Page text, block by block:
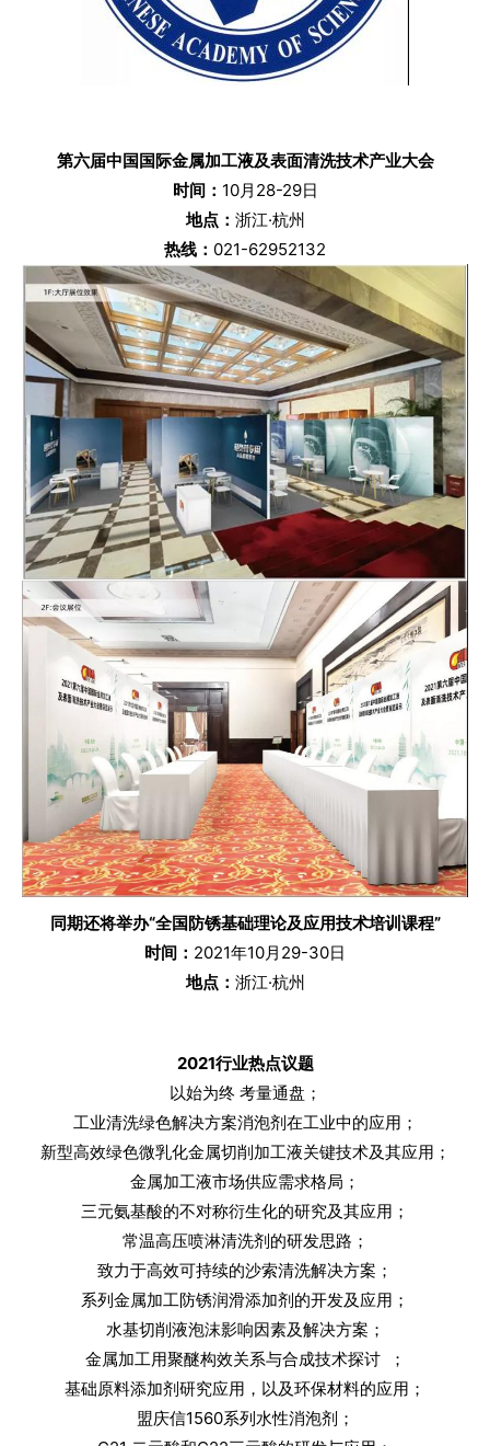
第六届中国国际金属加工液及表面清洗技术产业大会
时间： 10月28-29日
地点： 浙江·杭州
热线： 021-62952132
同期还将举办“全国防锈基础理论及应用技术培训课程”
时间： 2021年10月29-30日
地点： 浙江·杭州
2021行业热点议题
以始为终 考量通盘；
工业清洗绿色解决方案消泡剂在工业中的应用；
新型高效绿色微乳化金属切削加工液关键技术及其应用；
金属加工液市场供应需求格局；
三元氨基酸的不对称衍生化的研究及其应用；
常温高压喷淋清洗剂的研发思路；
致力于高效可持续的沙索清洗解决方案；
系列金属加工防锈润滑添加剂的开发及应用；
水基切削液泡沫影响因素及解决方案；
金属加工用聚醚构效关系与合成技术探讨 ；
基础原料添加剂研究应用，以及环保材料的应用；
盟庆信1560系列水性消泡剂；